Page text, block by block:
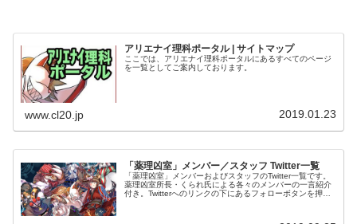
アリエナイ理科ポータル | サイトマップ
ここでは、アリエナイ理科ポータルにあるすべてのページ
を一覧としてご案内しております。
www.cl20.jp 2019.01.23
「薬理凶室」メンバー／スタッフ Twitter一覧
「薬理凶室」メンバーおよびスタッフのTwitter一覧です。
薬理凶室所長・くられ氏による各々のメンバーの一言紹介
付き。Twitterへのリンクの下にあるフォローボタンを押す